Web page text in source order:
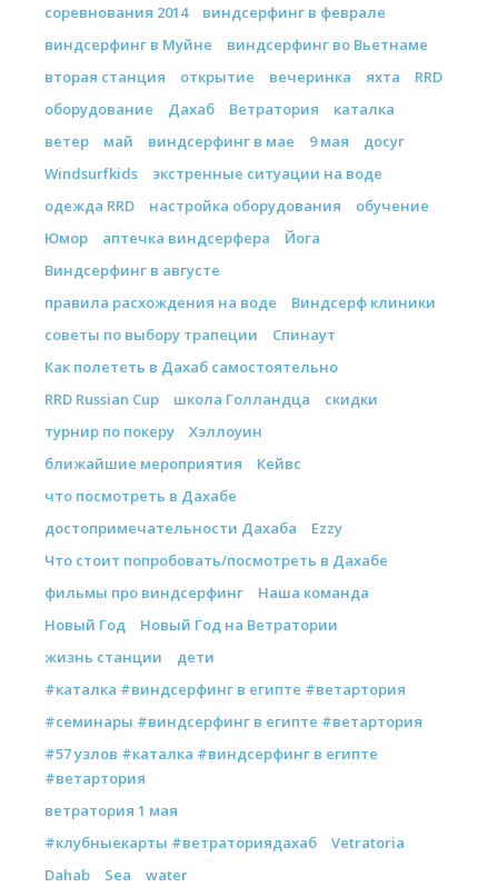
соревнования 2014
виндсерфинг в феврале
виндсерфинг в Муйне
виндсерфинг во Вьетнаме
вторая станция
открытие вечеринка яхта
RRD
оборудование
Дахаб Ветратория
каталка
ветер
май виндсерфинг в мае 9 мая
досуг
Windsurfkids
экстренные ситуации на воде
одежда RRD
настройка оборудования
обучение
Юмор
аптечка виндсерфера
Йога
Виндсерфинг в августе
правила расхождения на воде
Виндсерф клиники
советы по выбору трапеции
Спинаут
Как полететь в Дахаб самостоятельно
RRD Russian Cup
школа Голландца
скидки
турнир по покеру
Хэллоуин
ближайшие мероприятия
Кейвс
что посмотреть в Дахабе
достопримечательности Дахаба
Ezzy
Что стоит попробовать/посмотреть в Дахабе
фильмы про виндсерфинг
Наша команда
Новый Год
Новый Год на Ветратории
жизнь станции
дети
#каталка #виндсерфинг в египте #ветартория
#семинары #виндсерфинг в египте #ветартория
#57 узлов #каталка #виндсерфинг в египте
#ветартория
ветратория 1 мая
#клубныекарты #ветраториядахаб
Vetratoria
Dahab
Sea
water